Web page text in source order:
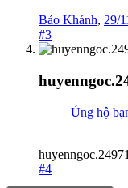
Bảo Khánh, 29/
#3
Ủng hộ
huyenngoc.24971
#4